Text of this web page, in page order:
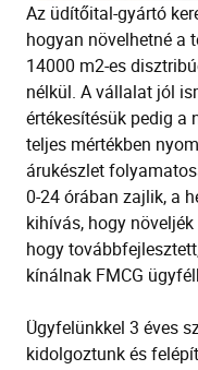
Az üdítőital-gyártó
hogyan növelhetné a
14000 m2-es
nélkül. A vállalat jól
értékesítésük pedig a
teljes mértékben
árukészlet
0-24 órában zajlik, a
kihívás, hogy
hogy
kínálnak FMCG
Ügyfelünkkel 3 éves
kidolgoztunk és